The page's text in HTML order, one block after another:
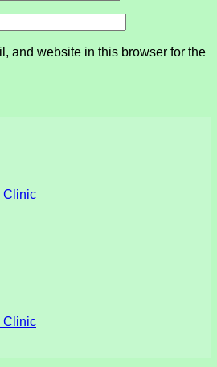
and website in this browser for the
Clinic
Clinic